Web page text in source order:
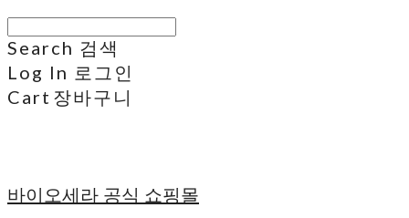
Search 검색
Log In 로그인
Cart 장바구니
바이오세라 공식 쇼핑몰